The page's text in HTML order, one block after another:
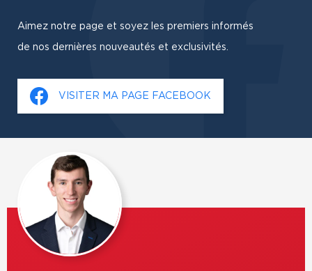
Aimez notre page et soyez les premiers informés
de nos dernières nouveautés et exclusivités.
VISITER MA PAGE FACEBOOK